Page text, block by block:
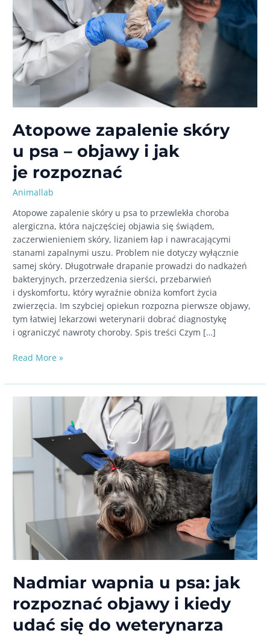
Atopowe zapalenie skóry
u psa – objawy i jak
je rozpoznać
Animallab
Atopowe zapalenie skóry u psa to przewlekła choroba
alergiczna, która najczęściej objawia się świądem,
zaczerwienieniem skóry, lizaniem łap i nawracającymi
stanami zapalnymi uszu. Problem nie dotyczy wyłącznie
samej skóry. Długotrwałe drapanie prowadzi do nadkażeń
bakteryjnych, przerzedzenia sierści, przebarwień
i dyskomfortu, który wyraźnie obniża komfort życia
zwierzęcia. Im szybciej opiekun rozpozna pierwsze objawy,
tym łatwiej lekarzowi weterynarii dobrać diagnostykę
i ograniczyć nawroty choroby. Spis treści Czym […]
Atopowe
skóry
u psa
je rozpoznać
Read More »
Nadmiar wapnia u psa: jak
rozpoznać objawy i kiedy
udać się do weterynarza